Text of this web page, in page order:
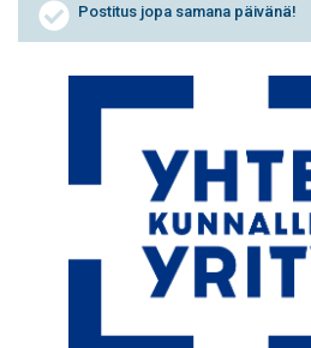
Postitus jopa samana päivänä!